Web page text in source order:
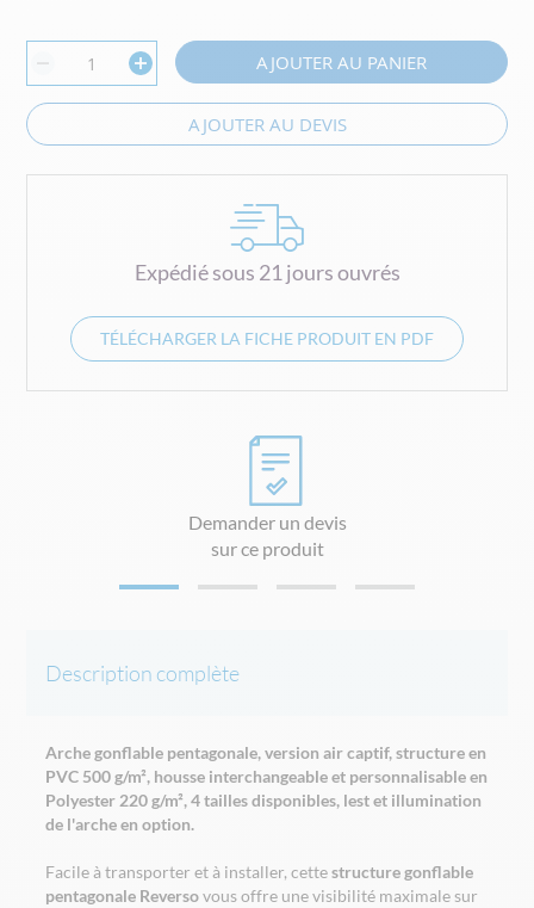
AJOUTER AU PANIER
AJOUTER AU DEVIS
Expédié sous 21 jours ouvrés
TÉLÉCHARGER LA FICHE PRODUIT EN PDF
Demander un devis
sur ce produit
Description complète
Arche gonflable pentagonale, version air captif, structure en
PVC 500 g/m², housse interchangeable et personnalisable en
Polyester 220 g/m², 4 tailles disponibles, lest et illumination
de l'arche en option.
Facile à transporter et à installer, cettestructure gonflable
pentagonale Reversovous offre une visibilité maximale sur